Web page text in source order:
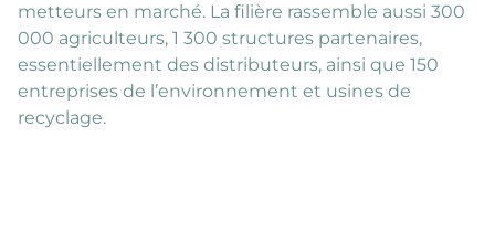
metteurs en marché. La filière rassemble aussi 300
000 agriculteurs, 1 300 structures partenaires,
essentiellement des distributeurs, ainsi que 150
entreprises de l’environnement et usines de
recyclage.